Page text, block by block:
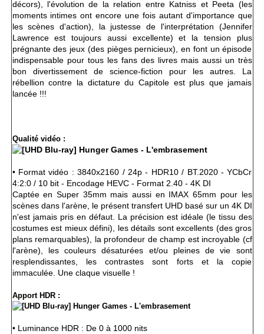
décors), l'évolution de la relation entre Katniss et Peeta (les
moments intimes ont encore une fois autant d'importance que
les scènes d'action), la justesse de l'interprétation (Jennifer
Lawrence est toujours aussi excellente) et la tension plus
prégnante des jeux (des pièges pernicieux), en font un épisode
indispensable pour tous les fans des livres mais aussi un très
bon divertissement de science-fiction pour les autres. La
rébellion contre la dictature du Capitole est plus que jamais
lancée !!!
Qualité vidéo :
• Format vidéo : 3840x2160 / 24p - HDR10 / BT.2020 - YCbCr
4:2:0 / 10 bit - Encodage HEVC - Format 2.40 - 4K DI
Captée en Super 35mm mais aussi en IMAX 65mm pour les
scènes dans l'arène, le présent transfert UHD basé sur un 4K DI
n'est jamais pris en défaut. La précision est idéale (le tissu des
costumes est mieux défini), les détails sont excellents (des gros
plans remarquables), la profondeur de champ est incroyable (cf
l'arène), les couleurs désaturées et/ou pleines de vie sont
resplendissantes, les contrastes sont forts et la copie
immaculée. Une claque visuelle !
Apport HDR :
• Luminance HDR : De 0 à 1000 nits